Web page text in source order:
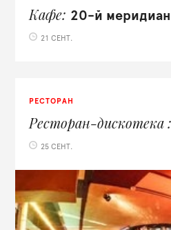
Кафе 20-й меридиан
21 СЕНТ.
РЕСТОРАН
Ресторан-дискотека
25 СЕНТ.